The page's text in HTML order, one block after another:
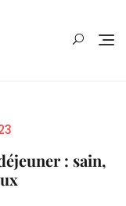
: sain,